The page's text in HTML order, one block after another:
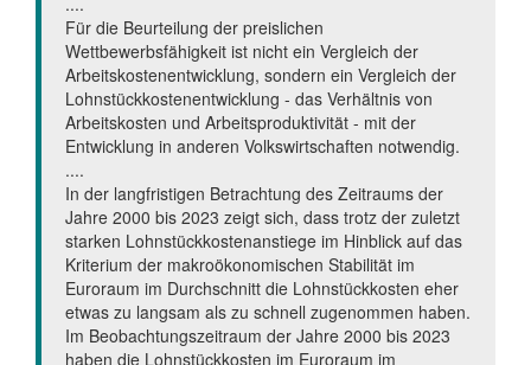
Für die Beurteilung der preislichen
Wettbewerbsfähigkeit ist nicht ein Vergleich der
Arbeitskostenentwicklung, sondern ein Vergleich der
Lohnstückkostenentwicklung - das Verhältnis von
Arbeitskosten und Arbeitsproduktivität - mit der
Entwicklung in anderen Volkswirtschaften notwendig.
....
In der langfristigen Betrachtung des Zeitraums der
Jahre 2000 bis 2023 zeigt sich, dass trotz der zuletzt
starken Lohnstückkostenanstiege im Hinblick auf das
Kriterium der makroökonomischen Stabilität im
Euroraum im Durchschnitt die Lohnstückkosten eher
etwas zu langsam als zu schnell zugenommen haben.
Im Beobachtungszeitraum der Jahre 2000 bis 2023
haben die Lohnstückkosten im Euroraum im